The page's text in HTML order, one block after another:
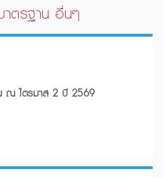
าตรฐาน อื่นๆ
ณ ไตรมาส 2 ปี 2569